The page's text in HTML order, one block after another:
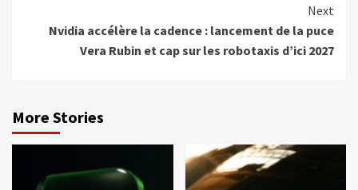
Next
Nvidia accélère la cadence : lancement de la puce
Vera Rubin et cap sur les robotaxis d’ici 2027
More Stories